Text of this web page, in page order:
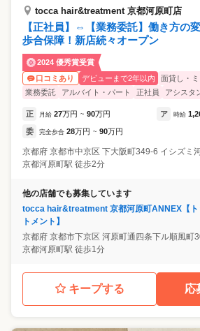
tocca hair&treatment 京都河原町店
【正社員】⇔【業務委託】働き方の
歩合保障！新店続々オープン
2024 優秀賞受賞
口コミあり
デビューまで2年以内
面貸し・
業務委託
アルバイト・パート 正社員 アシスタ
正 月給 27万円 ~ 90万円 ア 時給
委 完全歩合 28万円 ~ 90万円
京都府 京都市中京区 下大阪町349-6 イシズミ
京都河原町駅 徒歩2分
他の店舗でも募集しています
tocca hair&treatment 京都河原町ANNEX【ト
トメント】
京都府 京都市下京区 河原町通四条下ル順風町
京都河原町駅 徒歩1分
キープする 応